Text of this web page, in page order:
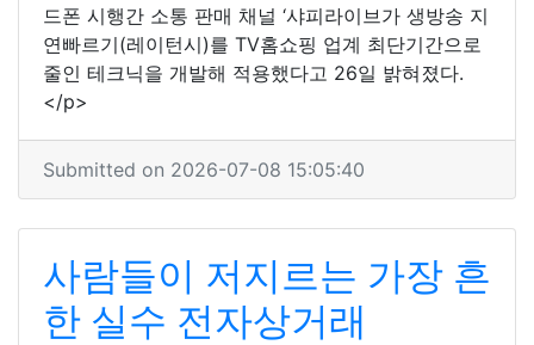
드폰 시행간 소통 판매 채널 ‘샤피라이브가 생방송 지
연빠르기(레이턴시)를 TV홈쇼핑 업계 최단기간으로
줄인 테크닉을 개발해 적용했다고 26일 밝혀졌다.
</p>
Submitted on 2026-07-08 15:05:40
사람들이 저지르는 가장 흔
한 실수 전자상거래